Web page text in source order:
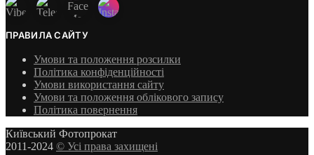
ПРАВИЛА САЙТУ
Умови та положення розсилки
Політика конфіденційності
Умови використання сайту
Умови та положення облікового запису
Політика повернення
Київський Фотопрокат
2011-2024 © Усі права захищені